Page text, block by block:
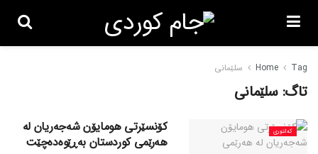
Home Tag سلێمانی
تاگ: سلێمانی
کەلتوری
کۆنسێرتی هومایۆن شەجەریان لە
هەرێمی کوردستان بەڕێوەدەچێت